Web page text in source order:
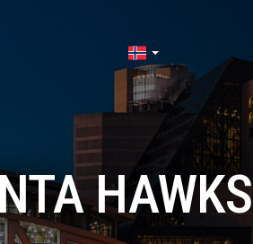
HAWKS